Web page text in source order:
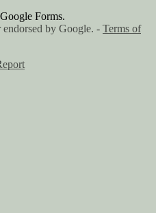
Forms.
endorsed by Google. - Terms of